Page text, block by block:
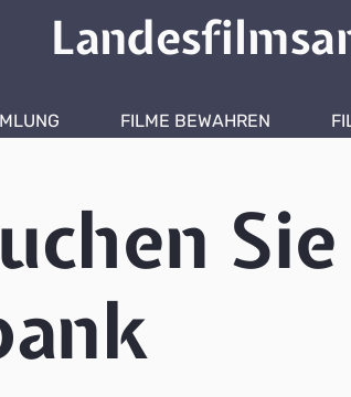
FILME BEWAHREN